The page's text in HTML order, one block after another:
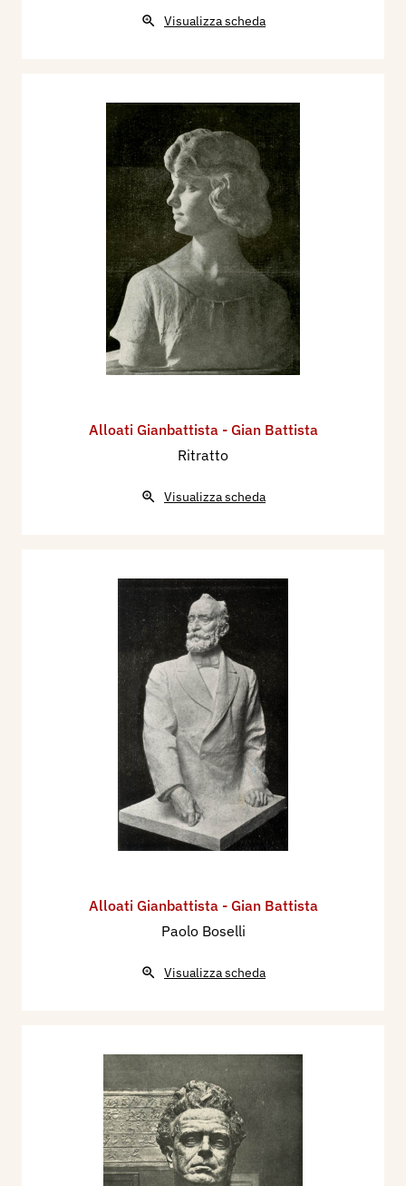
Visualizza scheda
Alloati Gianbattista - Gian Battista
Ritratto
Visualizza scheda
Alloati Gianbattista - Gian Battista
Paolo Boselli
Visualizza scheda